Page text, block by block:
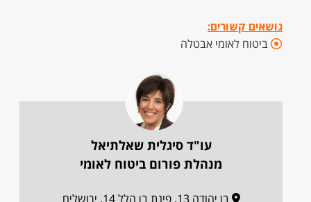
נושאים קשורים:
ביטוח לאומי אבטלה
עו"ד סיגלית שאלתיאל
מנהלת פורום ביטוח לאומי
בן יהודה 13, פינת בן הלל 14, ירושלים